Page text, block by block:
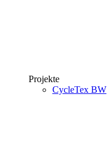
Projekte
CycleTex BW